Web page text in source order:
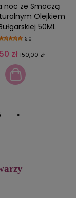
noc ze Smoczą
Olejkiem
50ML
5.0
zł 150,00 zł
»